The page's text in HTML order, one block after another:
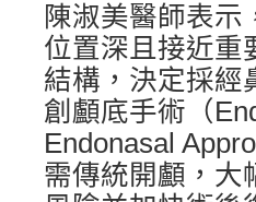
陳淑美醫師表示
位置深且接近重
結構，決定採經
創顱底手術（
Endonasal
需傳統開顱，大